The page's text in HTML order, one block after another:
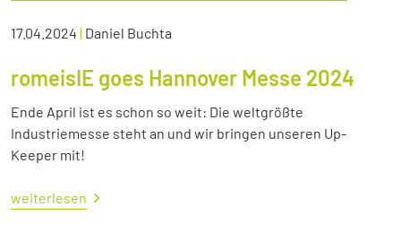
17.04.2024 | Daniel Buchta
romeisIE goes Hannover Messe 2024
Ende April ist es schon so weit: Die weltgrößte
Industriemesse steht an und wir bringen unseren Up-
Keeper mit!
weiterlesen